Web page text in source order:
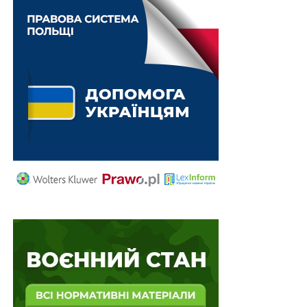
плати, з якої здійснюється нарахування. Важливо
пам’ятати, що навіть незначні неточності можуть
призвести до суттєвої різниці в розмірі виплат.
Наприклад, у разі, якщо ПФУ не врахував окремі
періоди трудової діяльності, не було проведено
перерахунку на підставі нових документів, це можна
оскаржити в суді. Звісно, для цього необхідно
підтверджують ваші періоди працевлаштування чи
перебування в декреті. Практика доводить, що в разі
Перерахунок пенсії: чому часто не враховуються
нові довідки?